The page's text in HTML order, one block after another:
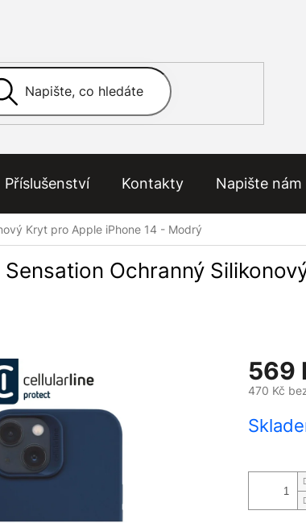
Příslušenství Kontakty Napište nám
Kryt pro Apple iPhone 14 - Modrý
Ochranný
569
470 Kč
cena: